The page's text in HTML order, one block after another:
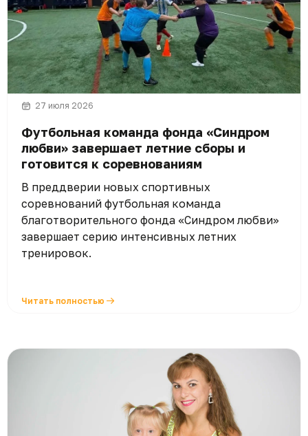
27 июля 2026
Футбольная команда фонда «Синдром
любви» завершает летние сборы и
готовится к соревнованиям
В преддверии новых спортивных
соревнований футбольная команда
благотворительного фонда «Синдром любви»
завершает серию интенсивных летних
тренировок.
Читать полностью